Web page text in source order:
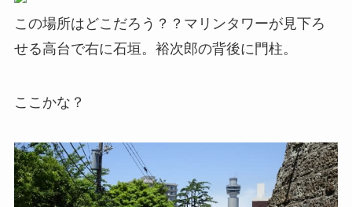
この場所はどこだろう？？マリンタワーが見下ろ
せる高台で右に石垣。裕次郎の背後に門柱。
ここかな？